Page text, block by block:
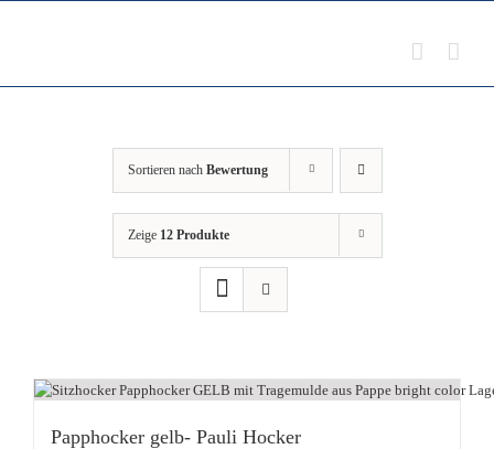
Sortieren nach Bewertung
Zeige 12 Produkte
Papphocker gelb- Pauli Hocker